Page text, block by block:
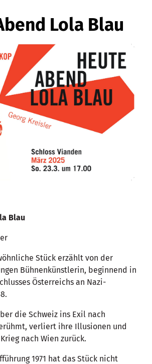
Lola Blau
Blau
Stück erzählt von der
Bühnenkünstlerin, beginnend in
Österreichs an Nazi-
die Schweiz ins Exil nach
verliert ihre Illusionen und
nach Wien zurück.
1971 hat das Stück nicht